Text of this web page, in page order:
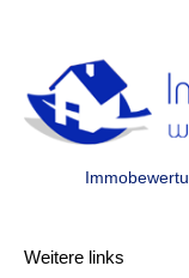
Weitere links